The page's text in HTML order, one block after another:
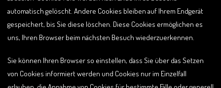
automatisch gelöscht. Andere Cookies bleiben auf Ihrem Endgerät
gespeichert, bis Sie diese löschen. Diese Cookies ermöglichen es
uns, Ihren Browser beim nächsten Besuch wiederzuerkennen.
Sie können Ihren Browser so einstellen, dass Sie über das Setzen
von Cookies informiert werden und Cookies nur im Einzelfall